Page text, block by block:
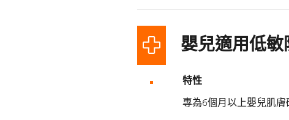
嬰兒適用低敏
特性
專為6個月以上嬰兒肌膚